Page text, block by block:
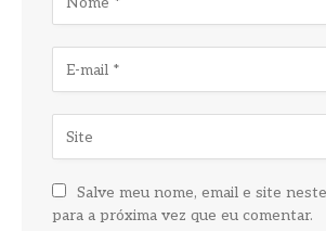
Salve meu nome, email e site
para a próxima vez que eu comentar.